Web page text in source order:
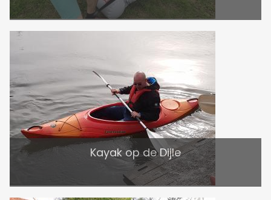
Kayak op de Dijle